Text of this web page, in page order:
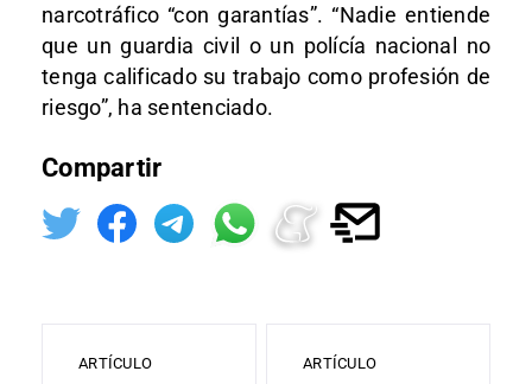
narcotráfico “con garantías”. “Nadie entiende
que un guardia civil o un polícía nacional no
tenga calificado su trabajo como profesión de
riesgo”, ha sentenciado.
Compartir
ARTÍCULO
ARTÍCULO